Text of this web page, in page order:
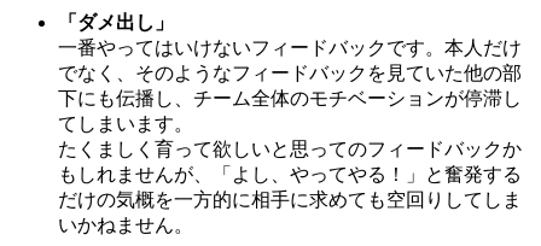
「ダメ出し」
一番やってはいけないフィードバックです。本人だけ
でなく、そのようなフィードバックを見ていた他の部
下にも伝播し、チーム全体のモチベーションが停滞し
てしまいます。
たくましく育って欲しいと思ってのフィードバックか
もしれませんが、「よし、やってやる！」と奮発する
だけの気概を一方的に相手に求めても空回りしてしま
いかねません。